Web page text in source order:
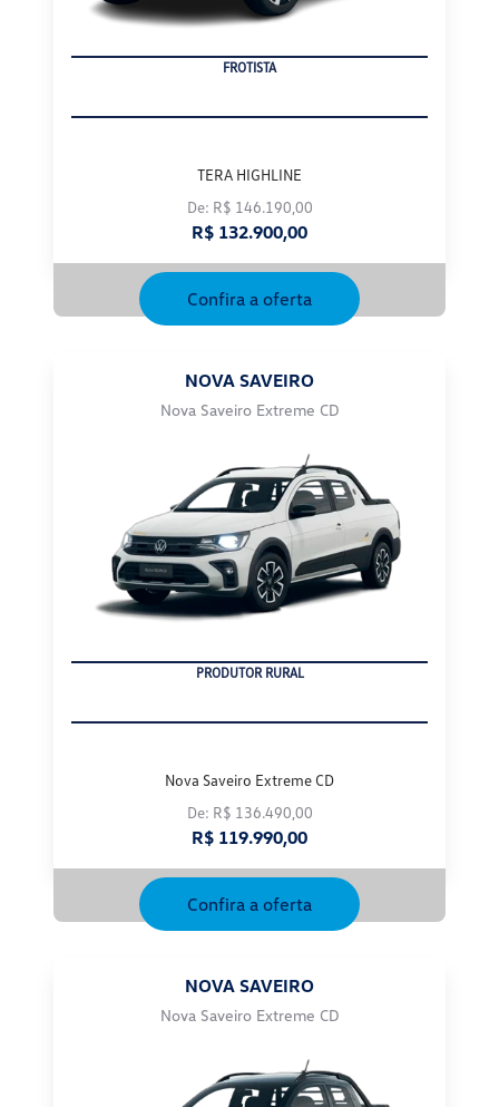
FROTISTA
TERA HIGHLINE
De: R$ 146.190,00
R$ 132.900,00
Confira a oferta
NOVA SAVEIRO
Nova Saveiro Extreme CD
CNPJ
Nova Saveiro Extreme CD
De: R$ 136.490,00
R$ 119.990,00
Confira a oferta
NOVA SAVEIRO
Nova Saveiro Extreme CD